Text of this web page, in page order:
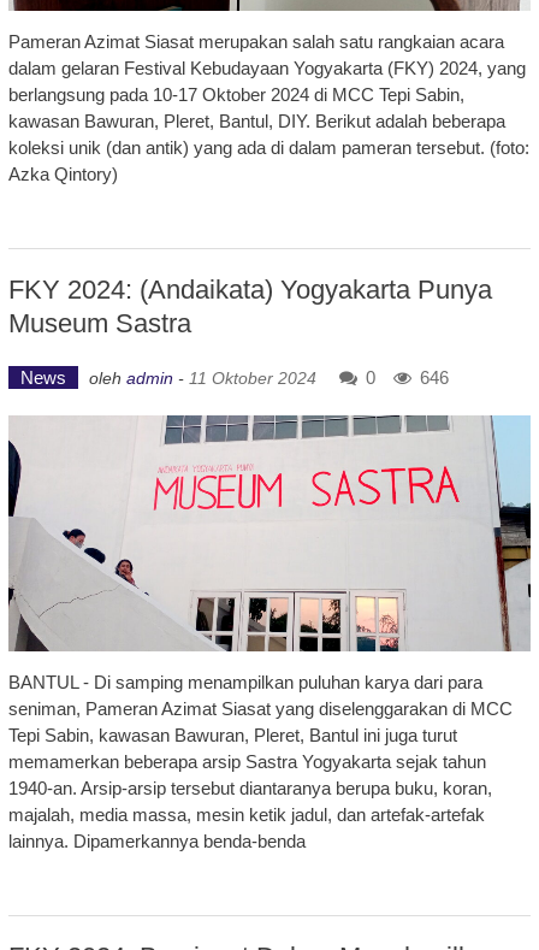
Pameran Azimat Siasat merupakan salah satu rangkaian acara
dalam gelaran Festival Kebudayaan Yogyakarta (FKY) 2024, yang
berlangsung pada 10-17 Oktober 2024 di MCC Tepi Sabin,
kawasan Bawuran, Pleret, Bantul, DIY. Berikut adalah beberapa
koleksi unik (dan antik) yang ada di dalam pameran tersebut. (foto:
Azka Qintory)
FKY 2024: (Andaikata) Yogyakarta Punya
Museum Sastra
News oleh admin - 11 Oktober 2024 0 646
BANTUL - Di samping menampilkan puluhan karya dari para
seniman, Pameran Azimat Siasat yang diselenggarakan di MCC
Tepi Sabin, kawasan Bawuran, Pleret, Bantul ini juga turut
memamerkan beberapa arsip Sastra Yogyakarta sejak tahun
1940-an. Arsip-arsip tersebut diantaranya berupa buku, koran,
majalah, media massa, mesin ketik jadul, dan artefak-artefak
lainnya. Dipamerkannya benda-benda